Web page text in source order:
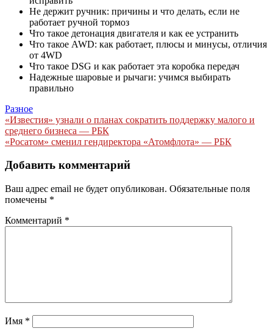
Не держит ручник: причины и что делать, если не
работает ручной тормоз
Что такое детонация двигателя и как ее устранить
Что такое AWD: как работает, плюсы и минусы, отличия
от 4WD
Что такое DSG и как работает эта коробка передач
Надежные шаровые и рычаги: учимся выбирать
правильно
Разное
Навигация
по
«Известия» узнали о планах сократить поддержку малого и
среднего бизнеса — РБК
«Росатом» сменил гендиректора «Атомфлота» — РБК
Добавить комментарий
Ваш адрес email не будет опубликован. Обязательные поля
помечены *
Комментарий *
Имя *